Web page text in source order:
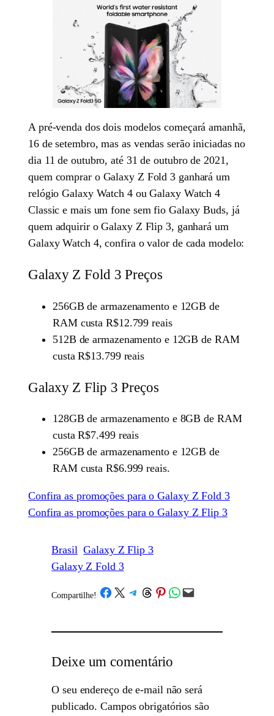
A pré-venda dos dois modelos começará amanhã,
16 de setembro, mas as vendas serão iniciadas no
dia 11 de outubro, até 31 de outubro de 2021,
quem comprar o Galaxy Z Fold 3 ganhará um
relógio Galaxy Watch 4 ou Galaxy Watch 4
Classic e mais um fone sem fio Galaxy Buds, já
quem adquirir o Galaxy Z Flip 3, ganhará um
Galaxy Watch 4, confira o valor de cada modelo:
Galaxy Z Fold 3 Preços
256GB de armazenamento e 12GB de
RAM custa R$12.799 reais
512B de armazenamento e 12GB de RAM
custa R$13.799 reais
Galaxy Z Flip 3 Preços
128GB de armazenamento e 8GB de RAM
custa R$7.499 reais
256GB de armazenamento e 12GB de
RAM custa R$6.999 reais.
Confira as promoções para o Galaxy Z Fold 3
Confira as promoções para o Galaxy Z Flip 3
Brasil Galaxy Z Flip 3
Galaxy Z Fold 3
Compartilhe!/Share on Facebook
Share on X Share on Telegram
Share on Threads
Share on Pinterest
Share on WhatsApp
Email this Page
Deixe um comentário
O seu endereço de e-mail não será
publicado. Campos obrigatórios são